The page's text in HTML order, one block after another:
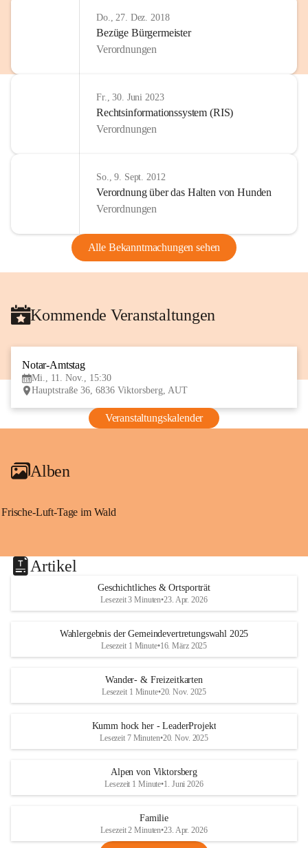
Do., 27. Dez. 2018
Bezüge Bürgermeister
Verordnungen
Fr., 30. Juni 2023
Rechtsinformationssystem (RIS)
Verordnungen
So., 9. Sept. 2012
Verordnung über das Halten von Hunden
Verordnungen
Alle Bekanntmachungen sehen
Kommende Veranstaltungen
Notar-Amtstag
Mi., 11. Nov., 15:30
Hauptstraße 36, 6836 Viktorsberg, AUT
Veranstaltungskalender
Alben
Frische-Luft-Tage im Wald
Artikel
Geschichtliches & Ortsporträt
Lesezeit 3 Minuten•23. Apr. 2026
Wahlergebnis der Gemeindevertretungswahl 2025
Lesezeit 1 Minute•16. März 2025
Wander- & Freizeitkarten
Lesezeit 1 Minute•20. Nov. 2025
Kumm hock her - LeaderProjekt
Lesezeit 7 Minuten•20. Nov. 2025
Alpen von Viktorsberg
Lesezeit 1 Minute•1. Juni 2026
Familie
Lesezeit 2 Minuten•23. Apr. 2026